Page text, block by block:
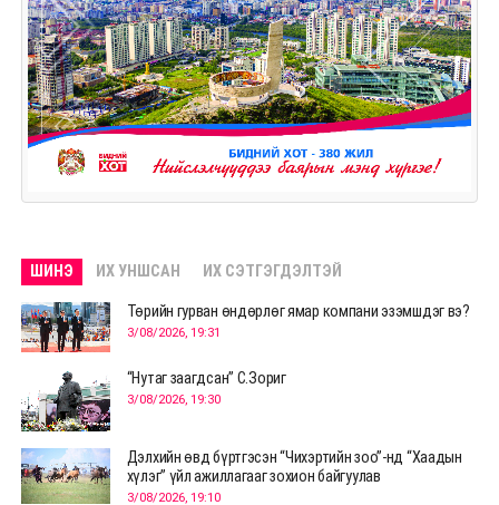
ШИНЭ ИХ УНШСАН ИХ СЭТГЭГДЭЛТЭЙ
Төрийн гурван өндөрлөг ямар компани эзэмшдэг вэ?
3/08/2026, 19:31
“Нутаг заагдсан” С.Зориг
3/08/2026, 19:30
Дэлхийн өвд бүртгэсэн “Чихэртийн зоо”-нд “Хаадын
хүлэг” үйл ажиллагааг зохион байгуулав
3/08/2026, 19:10